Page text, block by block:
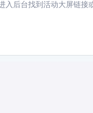
入后台找到活动大屏链